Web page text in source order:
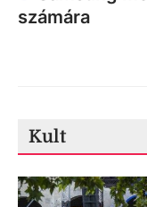
számára
Kult